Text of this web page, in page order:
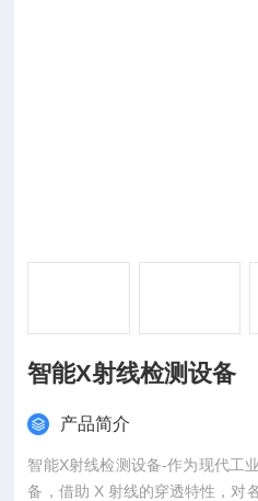
智能X射线检测设备
产品简介
智能X射线检测设备-作为现代工
备，借助 X 射线的穿透特性，对